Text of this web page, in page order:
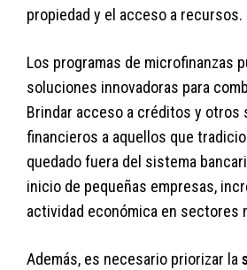
propiedad y el acceso a recursos.
Los programas de microfinanzas
soluciones innovadoras para
Brindar acceso a créditos y otros
financieros a aquellos que
quedado fuera del sistema
inicio de pequeñas empresas,
actividad económica en sectores
Además, es necesario priorizar la